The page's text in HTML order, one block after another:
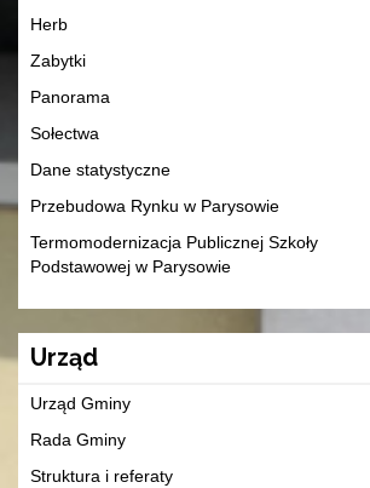
Herb
Zabytki
Panorama
Sołectwa
Dane statystyczne
Przebudowa Rynku w Parysowie
Termomodernizacja Publicznej Szkoły
Podstawowej w Parysowie
Urząd
Urząd Gminy
Rada Gminy
Struktura i referaty